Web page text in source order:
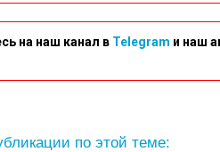
на наш канал в Telegram и наш
по этой теме: